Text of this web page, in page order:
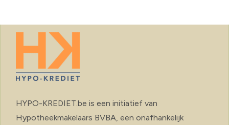
HYPO-KREDIET.be is een initiatief van
Hypotheekmakelaars BVBA, een onafhankelijk